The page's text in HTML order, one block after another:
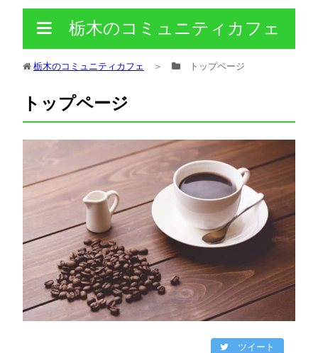
栃木のコミュニティカフェ
栃木のコミュニティカフェ ＞ トップページ
トップページ
ツイート